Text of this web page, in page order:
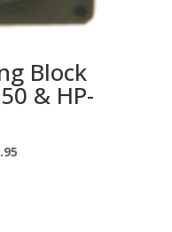
Block
& HP-